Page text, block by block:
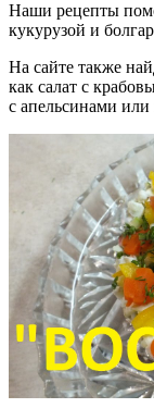
Наши рецепты
кукурузой и
На сайте также
как салат с
с апельсинами